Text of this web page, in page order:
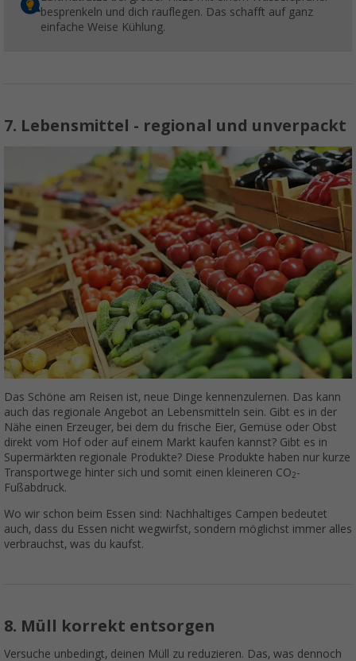
besprenkeln und dich rauflegen. Das schafft auf ganz
einfache Weise Kühlung.
7. Lebensmittel - regional und unverpackt
Das Schöne am Reisen ist, neue Dinge kennenzulernen. Das kann
auch das regionale Angebot an Lebensmitteln sein. Gibt es in der
Nähe einen Erzeuger, bei dem du frische Eier, Gemüse oder Obst
direkt vom Hof oder auf einem Markt kaufen kannst? Gibt es in
Supermärkten regionale Produkte? Diese Produkte haben nur kurze
Transportwege hinter sich und somit einen kleineren CO2-
Fußabdruck.
Wo wir schon beim Essen sind: Nachhaltiges Campen bedeutet
auch, dass du Essen nicht wegwirfst, sondern möglichst immer alles
verbrauchst, was du kaufst.
8. Müll korrekt entsorgen
Versuche unbedingt, deinen Müll zu reduzieren. Das, was dennoch